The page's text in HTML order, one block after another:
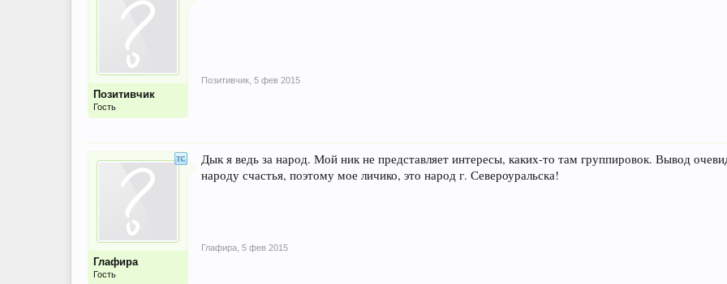
Позитивчик
Гость
Позитивчик 5 фев 2015
Глафира
Гость
Дык я ведь за народ. Мой ник не представляет интересы, каких-то там группировок. Вывод
народу счастья, поэтому мое личико, это народ г. Североуральска!
Глафира 5 фев 2015